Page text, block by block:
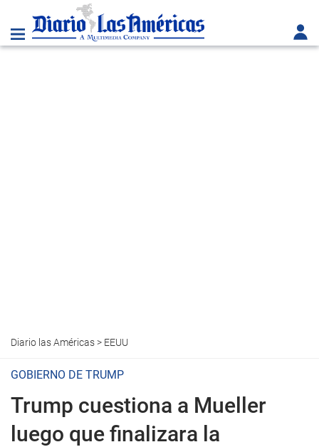
Diario las Américas> EEUU
GOBIERNO DE TRUMP
Trump cuestiona a Mueller
luego que finalizara la